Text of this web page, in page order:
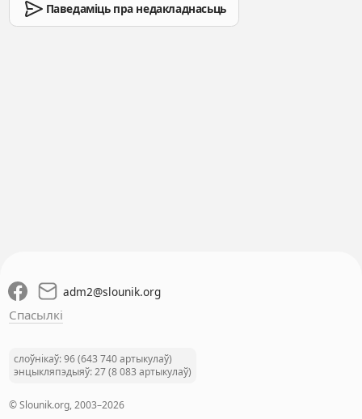
Паведаміць пра недакладнасьць
adm2@slounik.org
Спасылкі
слоўнікаў: 96 (643 740 артыкулаў)
энцыкляпэдыяў: 27 (8 083 артыкулаў)
© Slounik.org, 2003–2026